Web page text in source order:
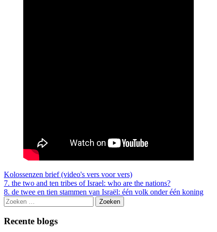
Kolossenzen brief (video's vers voor vers)
Berichtnavigatie
7. the two and ten tribes of Israel: who are the nations?
8. de twee en tien stammen van Israël: één volk onder één koning
Zoeken
naar:
Recente blogs